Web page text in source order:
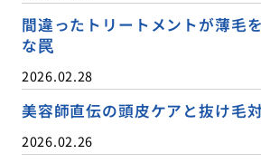
間違ったトリートメントが薄毛
な罠
2026.02.28
美容師直伝の頭皮ケアと抜け毛
2026.02.26